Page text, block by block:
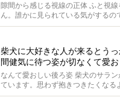
隙間から感じる視線の正体 ふと視
ん。誰かに見られている気がする
柴犬に大好きな人が来るとう
間健気に待つ姿が切なくて愛お
なんて愛おしい後ろ姿 柴犬のサラ
ています。思わず抱きつきたくなる
い背...